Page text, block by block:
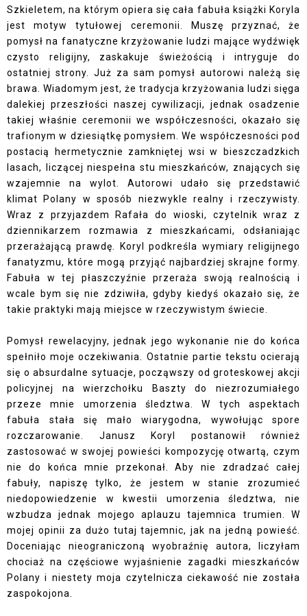
Szkieletem, na którym opiera się cała fabuła książki Koryla
jest motyw tytułowej ceremonii. Muszę przyznać, że
pomysł na fanatyczne krzyżowanie ludzi mające wydźwięk
czysto religijny, zaskakuje świeżością i intryguje do
ostatniej strony. Już za sam pomysł autorowi należą się
brawa. Wiadomym jest, że tradycja krzyżowania ludzi sięga
dalekiej przeszłości naszej cywilizacji, jednak osadzenie
takiej właśnie ceremonii we współczesności, okazało się
trafionym w dziesiątkę pomysłem. We współczesności pod
postacią hermetycznie zamkniętej wsi w bieszczadzkich
lasach, liczącej niespełna stu mieszkańców, znających się
wzajemnie na wylot. Autorowi udało się przedstawić
klimat Polany w sposób niezwykle realny i rzeczywisty.
Wraz z przyjazdem Rafała do wioski, czytelnik wraz z
dziennikarzem rozmawia z mieszkańcami, odsłaniając
przerażającą prawdę. Koryl podkreśla wymiary religijnego
fanatyzmu, które mogą przyjąć najbardziej skrajne formy.
Fabuła w tej płaszczyźnie przeraża swoją realnością i
wcale bym się nie zdziwiła, gdyby kiedyś okazało się, że
takie praktyki mają miejsce w rzeczywistym świecie.
Pomysł rewelacyjny, jednak jego wykonanie nie do końca
spełniło moje oczekiwania. Ostatnie partie tekstu ocierają
się o absurdalne sytuacje, począwszy od groteskowej akcji
policyjnej na wierzchołku Baszty do niezrozumiałego
przeze mnie umorzenia śledztwa. W tych aspektach
fabuła stała się mało wiarygodna, wywołując spore
rozczarowanie. Janusz Koryl postanowił również
zastosować w swojej powieści kompozycję otwartą, czym
nie do końca mnie przekonał. Aby nie zdradzać całej
fabuły, napiszę tylko, że jestem w stanie zrozumieć
niedopowiedzenie w kwestii umorzenia śledztwa, nie
wzbudza jednak mojego aplauzu tajemnica trumien. W
mojej opinii za dużo tutaj tajemnic, jak na jedną powieść.
Doceniając nieograniczoną wyobraźnię autora, liczyłam
chociaż na częściowe wyjaśnienie zagadki mieszkańców
Polany i niestety moja czytelnicza ciekawość nie została
zaspokojona.